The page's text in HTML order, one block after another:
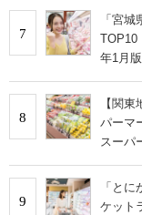
7
「宮
TOP10
年1月
8
【関
パーマ
スーパ
9
「と
ケット